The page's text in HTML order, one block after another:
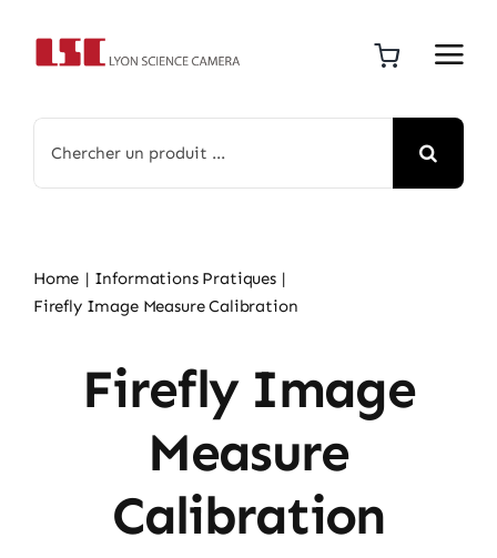
for:
Home
Informations Pratiques
Firefly Image Measure Calibration
Firefly Image
Measure
Calibration